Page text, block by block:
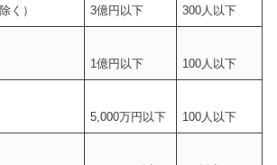
く）
3億円以下 300人以下
1億円以下
100人以下
5,000万円以下
100人以下